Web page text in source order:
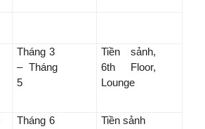
Tháng 3
– Tháng
5
Tiền sảnh,
6th Floor,
Lounge
Tháng 6
Tiền sảnh